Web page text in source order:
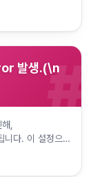
발생.(\n#
,
다. 이 설정으